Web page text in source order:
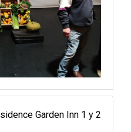
Garden Inn 1 y 2